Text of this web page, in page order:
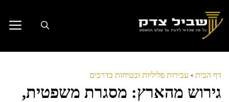
לתוכן
דף הבית › עבירות פליליות ובטיחות בדרכים
גירוש מהארץ: מסגרת משפטית,